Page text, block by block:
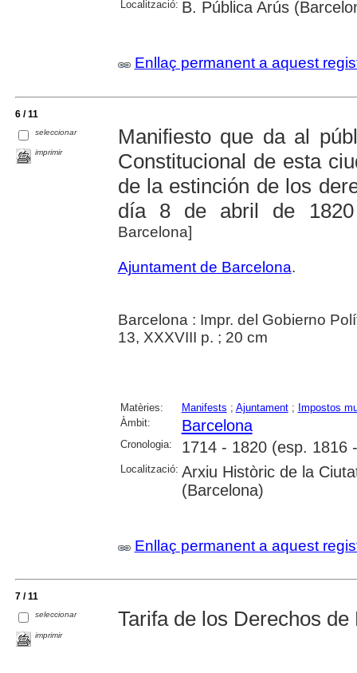
Localització: B. Pública Arús
Enllaç permanent a aquest
6 / 11
seleccionar
imprimir
Manifiesto que da al
Constitucional de esta
de la estinción de los
día 8 de abril de 1820
Barcelona]
Ajuntament de Barcelona.
Barcelona : Impr. del Gobierno
13, XXXVIII p. ; 20 cm
Matèries: Manifests ; Ajuntament; Impostos
Àmbit:
Barcelona
Cronologia: 1714 - 1820 (esp. 1816
Localització: Arxiu Històric de la
(Barcelona)
Enllaç permanent a aquest
7 / 11
seleccionar
imprimir
Tarifa de los Derechos